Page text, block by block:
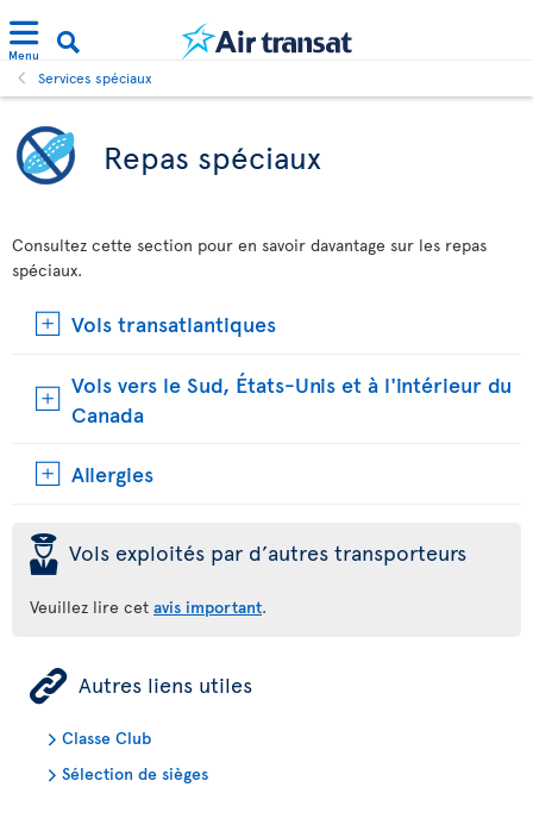
Menu
Services spéciaux
Repas spéciaux
Consultez cette section pour en savoir davantage sur les repas
spéciaux.
Vols transatlantiques
Vols vers le Sud, États-Unis et à l'intérieur du
Canada
Allergies
þ Vols exploités par d’autres transporteurs
Veuillez lire cet avis important.
ÿ Autres liens utiles
Classe Club
Sélection de sièges